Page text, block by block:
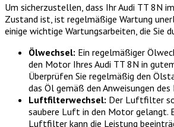
Um sicherzustellen, dass Ihr Audi TT 8N
Zustand ist, ist regelmäßige Wartung
einige wichtige Wartungsarbeiten, die Sie
Ölwechsel: Ein regelmäßiger
den Motor Ihres Audi TT 8N in
Überprüfen Sie regelmäßig den
das Öl gemäß den Anweisungen
Luftfilterwechsel: Der Luftfilter
saubere Luft in den Motor gelangt.
Luftfilter kann die Leistung